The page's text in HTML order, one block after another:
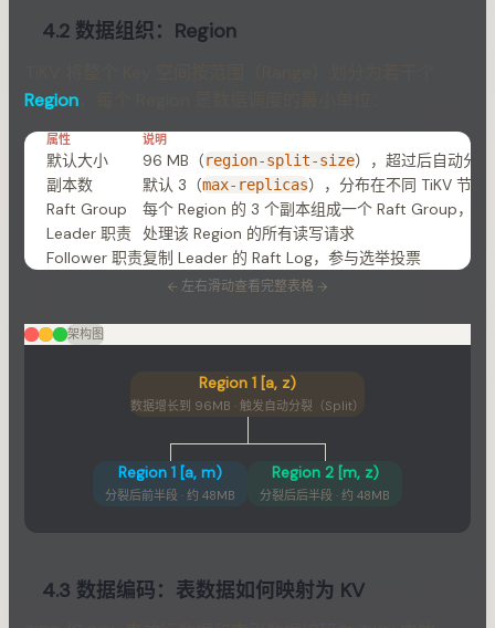
4.2 数据组织：Region
Region，每个 Region 是数据调度的最小单位：
属性 说明
默认大小 96 MB（region-split-size），超过后自动分
副本数
默认 3（max-replicas），分布在不同 TiKV 节点
Raft Group
每个 Region 的 3 个副本组成一个 Raft Group，
Leader 职责
处理该 Region 的所有读写请求
Follower 职责复制 Leader 的 Raft Log，参与选举投票
← 左右滑动查看完整表格 →
架构图
Region 1 [a, z)
数据增长到 96MB · 触发自动分裂（Split）
Region 1 [a, m)
分裂后前半段 · 约 48MB
Region 2 [m, z)
分裂后后半段 · 约 48MB
4.3 数据编码：表数据如何映射为 KV